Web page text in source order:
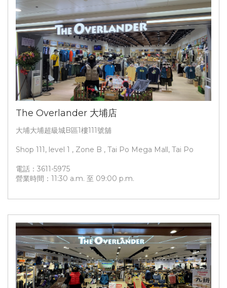
The Overlander 大埔店
大埔大埔超級城B區1樓111號舖
Shop 111, level 1 , Zone B , Tai Po Mega Mall, Tai Po
電話：3611-5975
營業時間：11:30 a.m. 至 09:00 p.m.